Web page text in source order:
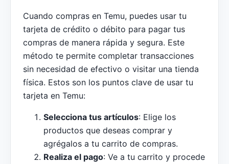
Cuando compras en Temu, puedes usar tu
tarjeta de crédito o débito para pagar tus
compras de manera rápida y segura. Este
método te permite completar transacciones
sin necesidad de efectivo o visitar una tienda
física. Estos son los puntos clave de usar tu
tarjeta en Temu:
Selecciona tus artículos: Elige los
productos que deseas comprar y
agrégalos a tu carrito de compras.
Realiza el pago: Ve a tu carrito y procede